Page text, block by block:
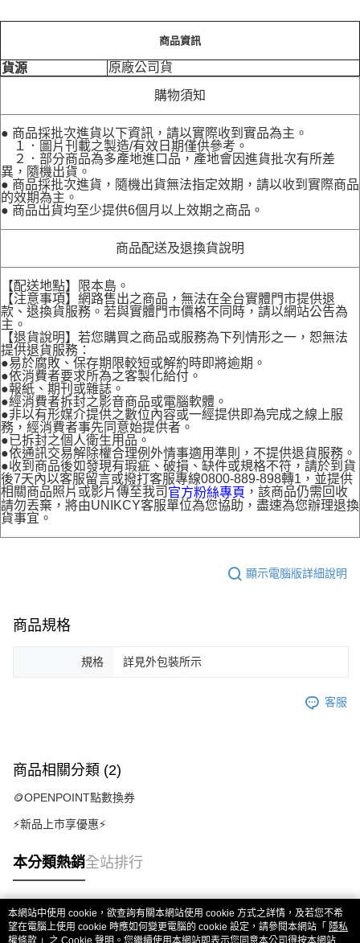
商品資訊
貨源 原廠公司貨
購物須知
● 商品採批次進貨以下資訊，請以實際收到實品為主。
１．圖片刊載之製造/有效日期僅供參考。
２．部分商品為多產地進口品，產地會因進貨批次有所差
異，隨機出貨。
● 商品採批次進貨，隨機出貨無法指定效期，請以收到實際商品
的效期為主。
● 商品出貨均至少提供6個月以上效期之商品。
商品配送及退換貨說明
【配送地點】限本島。
【注意事項】網路售出之商品，無法在全台實體門市提供退
款、退換貨服務。若與實體門市價格不同時，請以網站公告為
主。
【退貨說明】若您購買之商品或服務為下列情形之一，恕無法
提供退貨服務：
●易於腐敗、保存期限較短或解約時即將逾期。
●依消費者要求所為之客製化給付。
●報紙、期刊或雜誌。
●經消費者拆封之影音商品或電腦軟體。
●非以有形媒介提供之數位內容或一經提供即為完成之線上服
務，經消費者事先同意始提供者。
●已拆封之個人衛生用品。
●依通訊交易解除權合理例外情事適用準則，不提供退貨服務。
●收到商品後如發現有瑕疵、破損、缺件或規格不符，請於到貨
後7天內以客服留言或撥打客服專線0800-889-898轉1，並提供
相關商品照片或影片傳至我司 官方粉絲專頁 ，該商品仍需回收
請勿丟棄，將由UNIKCY客服單位為您協助，盡速為您辦理退換
貨事宜。
顯示電腦版詳細說明
商品規格
規格 詳見外包裝所示
客服
商品相關分類 (2)
🪙OPENPOINT點數換券
⚡新品上市享優惠⚡
本分類熱銷全站排行
熱門標籤
本網站中使用 cookie，欲查詢有關本網站使用 cookie 方式之詳情，及若您不希
望在電腦上使用 cookie 時應如何變更電腦的 cookie 設定，請參閱本網站「 隱私
權條款 」之 Cookie 聲明。您繼續使用本網站即表示您同意本公司得按本網站使